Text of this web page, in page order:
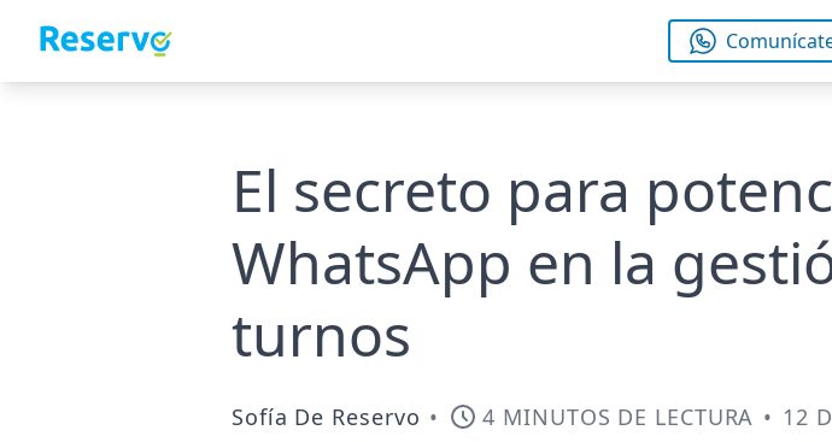
El secreto para
WhatsApp en la
turnos
Sofía De Reservo • 4 MINUTOS DE LECTURA • 12